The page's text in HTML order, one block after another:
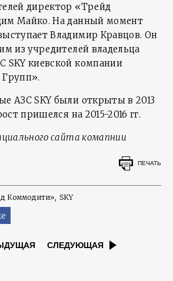
директор «Трейд
Майко. На данный момент
Владимир Кравцов. Он
из учредителей владельца
SKY киевской компании
АЗС SKY были открыты в 2013
пришелся на 2015-2016 гг.
сайта комапнии
ПЕЧАТЬ
Коммодити» SKY
СЛЕДУЮЩАЯ